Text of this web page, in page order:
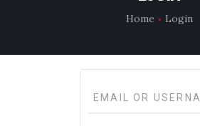
Home Login
KİNO VLOG